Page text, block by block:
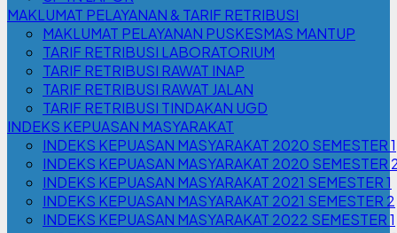
MAKLUMAT PELAYANAN & TARIF RETRIBUSI
MAKLUMAT PELAYANAN PUSKESMAS MANTUP
TARIF RETRIBUSI LABORATORIUM
TARIF RETRIBUSI RAWAT INAP
TARIF RETRIBUSI RAWAT JALAN
TARIF RETRIBUSI TINDAKAN UGD
INDEKS KEPUASAN MASYARAKAT
INDEKS KEPUASAN MASYARAKAT 2020 SEMESTER 1
INDEKS KEPUASAN MASYARAKAT 2020 SEMESTER
INDEKS KEPUASAN MASYARAKAT 2021 SEMESTER 1
INDEKS KEPUASAN MASYARAKAT 2021 SEMESTER 2
INDEKS KEPUASAN MASYARAKAT 2022 SEMESTER 1